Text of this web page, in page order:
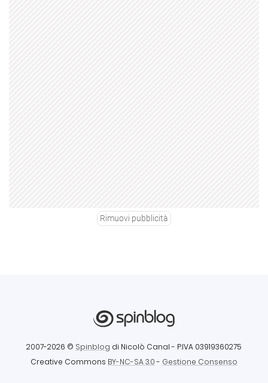
Rimuovi pubblicità
2007-2026 © Spinblog di Nicolò Canal - P.IVA 03919360275
Creative Commons BY-NC-SA 3.0- Gestione Consenso